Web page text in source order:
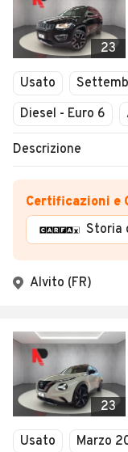
23
Usato
Diesel - Euro 6
Descrizione
Certificazioni e
Storia
Alvito (FR)
23
Usato Marzo